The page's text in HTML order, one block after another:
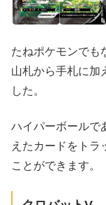
たねポケモンでも
山札から手札に加
した。
ハイパーボールで
えたカードをトラ
ことができます。